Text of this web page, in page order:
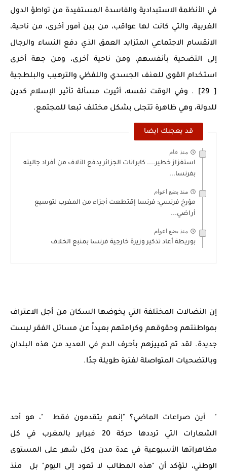
في الأنظمة الاستبدادية والفاسدة المستفيدة من تواطؤ الدول
الغربية، والتي كانت لها عواقب، من بين أمور أخرى، من ناحية،
الانقسام الاجتماعي المتزايد العمق الذي دفع النساء والرجال
إلى التضحية بأنفسهم، ومن ناحية أخرى، ومن جهة أخرى
استخدام القوى للعنف الجسدي واللفظي والترهيب والبلطجية
[ 29] . وفي الوقت نفسه، أثيرت مسألة تأثير الإسلام كدين
للدولة، وهي ظاهرة تتجلى بشكل مختلف تبعا للمجتمع.
قد يعجبك ايضا
منذ عام
استفزاز خطير.... كابرانات الجزائر يدفع الآلاف من أفراد جاليته
بفرنسا...
منذ بضع اعوام
مؤرخ فرنسي: فرنسا إقتطعت أجزاء من المغرب لتوسيع
أراضي...
منذ بضع اعوام
بوريطة أعاد تذكير وزيرة خارجية فرنسا بمنبع الخلاف
إن النضالات المختلفة التي يخوضها السكان من أجل الاعتراف
بمواطنتهم وحقوقهم وكرامتهم بعيداً عن مسائل الفقر ليست
جديدة. لقد تم تمييزهم بأحرف الدم في العديد من هذه البلدان
وبالتضحيات المتواصلة لفترة طويلة جدًا.
" أين صراعات الماضي؟ "إنهم يتقدمون فقط "، هو أحد
الشعارات التي ترددها حركة 20 فبراير بالمغرب في كل
مظاهراتها الأسبوعية في عدة مدن وكل شهر على المستوى
الوطني، لتؤكد أن "هذه المطالب لا تعود إلى اليوم" بل منذ